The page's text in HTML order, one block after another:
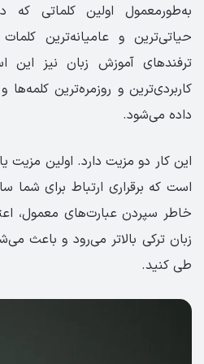
به‌طورمعمول اولین کلماتی که
حیاتی‌ترین و عامیانه‌ترین
ترفندهای آموزش زبان نیز
کاربردی‌ترین و روزمره‌ترین
داده می‌شود.
این کار دو مزیت دارد. اولین مزیت
است که برقراری ارتباط برای شما
خاطر سپردن عبارت‌های معمول،
زبان ترکی بالاتر می‌رود و باعث
طی کنید.